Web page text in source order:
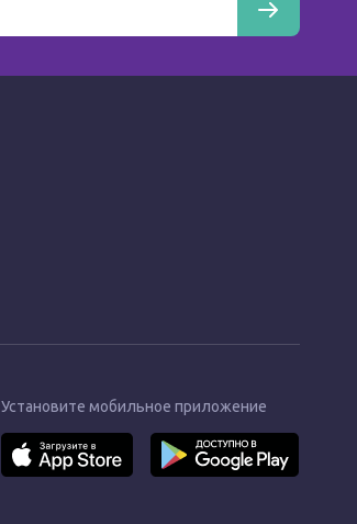
Установите мобильное приложение